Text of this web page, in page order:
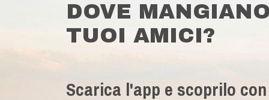
DOVE
TUOI AMICI?
Scarica l'app e scoprilo con